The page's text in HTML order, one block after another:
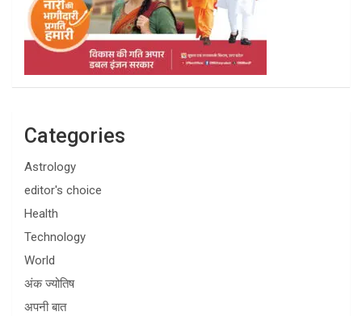
Categories
Astrology
editor's choice
Health
Technology
World
अंक ज्योतिष
अपनी बात